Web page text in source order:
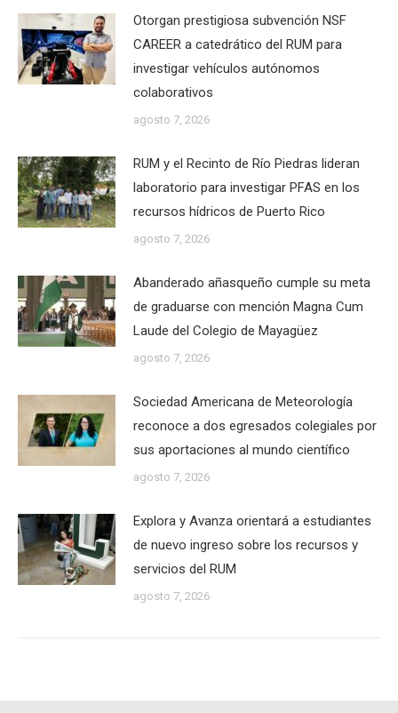
Otorgan prestigiosa subvención NSF
CAREER a catedrático del RUM para
investigar vehículos autónomos
colaborativos
agosto 7, 2026
RUM y el Recinto de Río Piedras lideran
laboratorio para investigar PFAS en los
recursos hídricos de Puerto Rico
agosto 7, 2026
Abanderado añasqueño cumple su meta
de graduarse con mención Magna Cum
Laude del Colegio de Mayagüez
agosto 7, 2026
Sociedad Americana de Meteorología
reconoce a dos egresados colegiales por
sus aportaciones al mundo científico
agosto 7, 2026
Explora y Avanza orientará a estudiantes
de nuevo ingreso sobre los recursos y
servicios del RUM
agosto 7, 2026